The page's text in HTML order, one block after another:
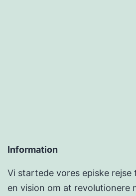
Information
Vi startede vores episke rejse
en vision om at revolutionere